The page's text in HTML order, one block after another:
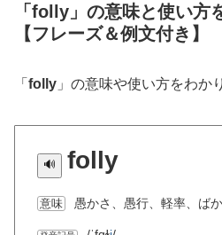
「folly」の意味と使い方
【フレーズ＆例文付き】
「 folly 」の意味や使い方をわか
folly
意味 愚かさ、愚行、軽率、ば